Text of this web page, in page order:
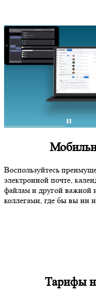
Воспользуйтесь
электронной почте,
файлам и другой важной
коллегами, где бы вы ни
Тарифы